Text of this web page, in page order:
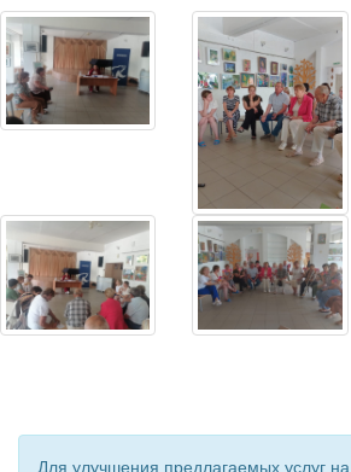
Для улучшения предлагаемых услуг